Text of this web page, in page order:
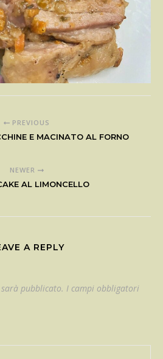
PREVIOUS
E MACINATO AL FORNO
NEWER
AL LIMONCELLO
A REPLY
pubblicato. I campi obbligatori